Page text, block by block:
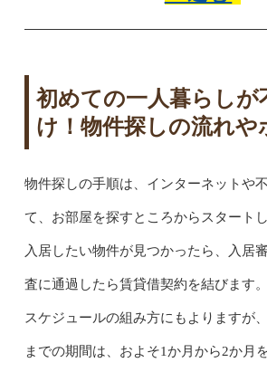
初めての一人暮らしが
け！物件探しの流れや
物件探しの手順は、インターネットや
て、お部屋を探すところからスタートし
入居したい物件が見つかったら、入居
査に通過したら賃貸借契約を結びます。
スケジュールの組み方にもよりますが
までの期間は、およそ1か月から2か月